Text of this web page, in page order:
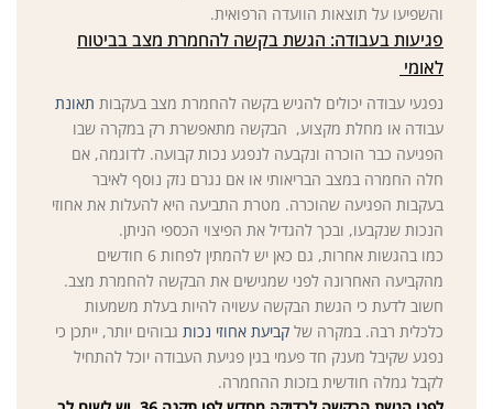
והשפיעו על תוצאות הוועדה הרפואית.
פגיעות בעבודה: הגשת בקשה להחמרת מצב בביטוח
לאומי
נפגעי עבודה יכולים להגיש בקשה להחמרת מצב בעקבות תאונת
עבודה או מחלת מקצוע, הבקשה מתאפשרת רק במקרה שבו
הפגיעה כבר הוכרה ונקבעה לנפגע נכות קבועה. לדוגמה, אם
חלה החמרה במצב הבריאותי או אם נגרם נזק נוסף לאיבר
בעקבות הפגיעה שהוכרה. מטרת התביעה היא להעלות את אחוזי
הנכות שנקבעו, ובכך להגדיל את הפיצוי הכספי הניתן.
כמו בהגשות אחרות, גם כאן יש להמתין לפחות 6 חודשים
מהקביעה האחרונה לפני שמגישים את הבקשה להחמרת מצב.
חשוב לדעת כי הגשת הבקשה עשויה להיות בעלת משמעות
כלכלית רבה. במקרה של קביעת אחוזי נכות גבוהים יותר, ייתכן כי
נפגע שקיבל מענק חד פעמי בגין פגיעת העבודה יוכל להתחיל
לקבל גמלה חודשית בזכות ההחמרה.